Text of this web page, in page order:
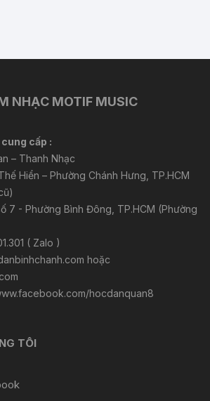
NHẠC MOTIF MUSIC
cấp :
– Thanh Nhạc
Hiển – Phường Chánh Hưng, TP.HCM
7 - Phường Bình Đông, TP.HCM (Phường
( Zalo )
hoặc
hocdanquan8
TÔI